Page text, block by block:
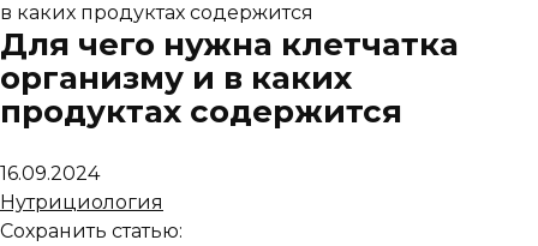
в каких продуктах содержится
Для чего нужна клетчатка
организму и в каких
продуктах содержится
16.09.2024
Нутрициология
Сохранить статью: